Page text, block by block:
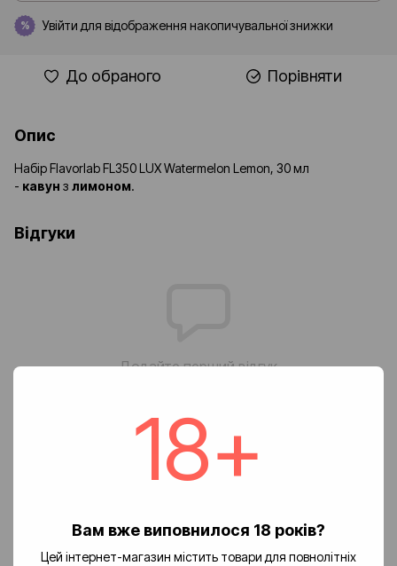
18+
Вам вже виповнилося 18 років?
Цей інтернет-магазин містить товари для повнолітніх
% Увійти для відображення накопичувальної знижки
До обраного Порівняти
Опис
Набір Flavorlab FL350 LUX Watermelon Lemon, 30 мл
- кавун з лимоном.
Відгуки
Додайте перший відгук
Написати відгук
🚚 Вартість доставки